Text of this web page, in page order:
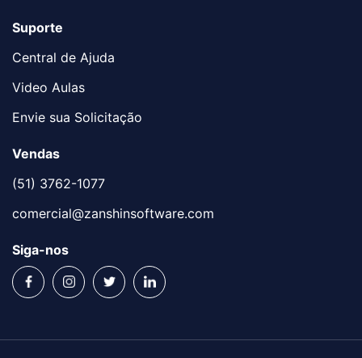
Suporte
Central de Ajuda
Video Aulas
Envie sua Solicitação
Vendas
(51) 3762-1077
comercial@zanshinsoftware.com
Siga-nos